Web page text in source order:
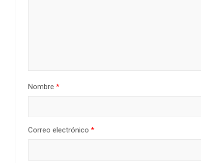
Nombre *
Correo electrónico *